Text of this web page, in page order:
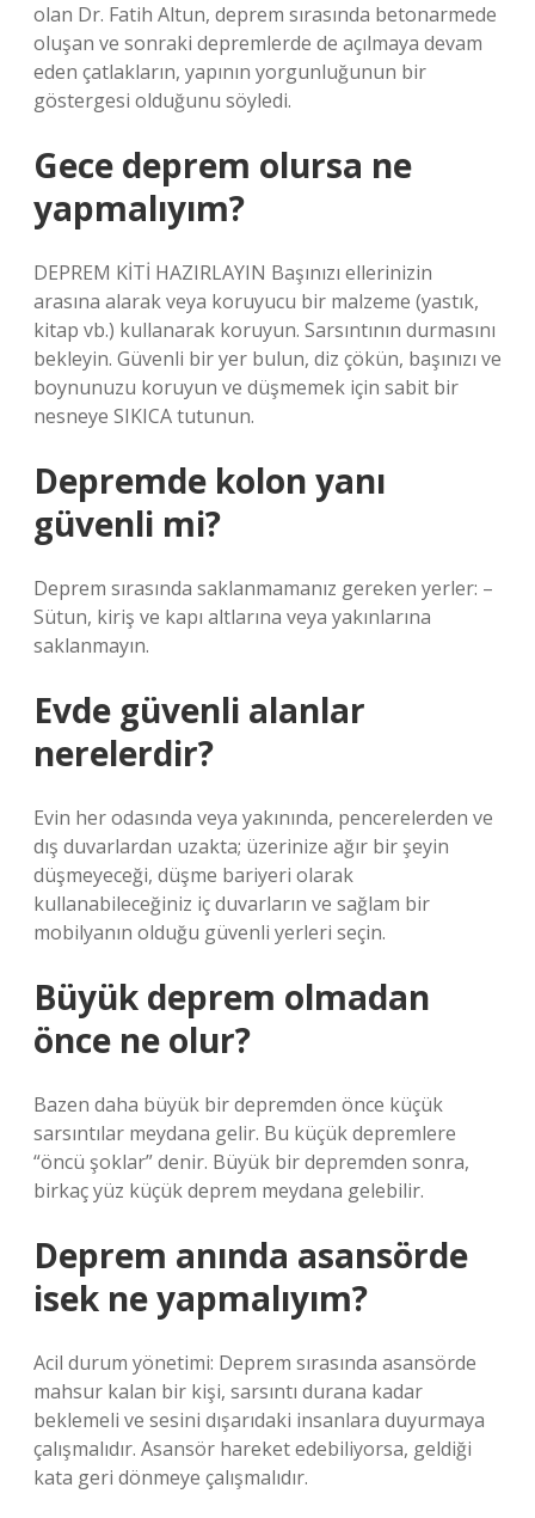
olan Dr. Fatih Altun, deprem sırasında betonarmede
oluşan ve sonraki depremlerde de açılmaya devam
eden çatlakların, yapının yorgunluğunun bir
göstergesi olduğunu söyledi.
Gece deprem olursa ne
yapmalıyım?
DEPREM KİTİ HAZIRLAYIN Başınızı ellerinizin
arasına alarak veya koruyucu bir malzeme (yastık,
kitap vb.) kullanarak koruyun. Sarsıntının durmasını
bekleyin. Güvenli bir yer bulun, diz çökün, başınızı ve
boynunuzu koruyun ve düşmemek için sabit bir
nesneye SIKICA tutunun.
Depremde kolon yanı
güvenli mi?
Deprem sırasında saklanmamanız gereken yerler: –
Sütun, kiriş ve kapı altlarına veya yakınlarına
saklanmayın.
Evde güvenli alanlar
nerelerdir?
Evin her odasında veya yakınında, pencerelerden ve
dış duvarlardan uzakta; üzerinize ağır bir şeyin
düşmeyeceği, düşme bariyeri olarak
kullanabileceğiniz iç duvarların ve sağlam bir
mobilyanın olduğu güvenli yerleri seçin.
Büyük deprem olmadan
önce ne olur?
Bazen daha büyük bir depremden önce küçük
sarsıntılar meydana gelir. Bu küçük depremlere
“öncü şoklar” denir. Büyük bir depremden sonra,
birkaç yüz küçük deprem meydana gelebilir.
Deprem anında asansörde
isek ne yapmalıyım?
Acil durum yönetimi: Deprem sırasında asansörde
mahsur kalan bir kişi, sarsıntı durana kadar
beklemeli ve sesini dışarıdaki insanlara duyurmaya
çalışmalıdır. Asansör hareket edebiliyorsa, geldiği
kata geri dönmeye çalışmalıdır.